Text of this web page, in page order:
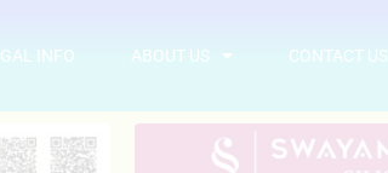
INFO ABOUT US CONTACT US